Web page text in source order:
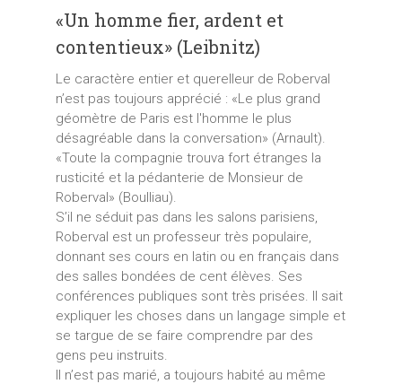
«Un homme fier, ardent et
contentieux» (Leibnitz)
Le caractère entier et querelleur de Roberval
n’est pas toujours apprécié : «Le plus grand
géomètre de Paris est l'homme le plus
désagréable dans la conversation» (Arnault).
«Toute la compagnie trouva fort étranges la
rusticité et la pédanterie de Monsieur de
Roberval» (Boulliau).
S’il ne séduit pas dans les salons parisiens,
Roberval est un professeur très populaire,
donnant ses cours en latin ou en français dans
des salles bondées de cent élèves. Ses
conférences publiques sont très prisées. Il sait
expliquer les choses dans un langage simple et
se targue de se faire comprendre par des
gens peu instruits.
Il n’est pas marié, a toujours habité au même